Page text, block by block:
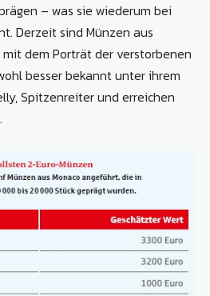
– was sie wiederum bei
Derzeit sind Münzen aus
dem Porträt der verstorbenen
besser bekannt unter ihrem
Spitzenreiter und erreichen